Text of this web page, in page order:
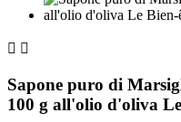
 
Sapone puro di
100 g all'olio d'oliva